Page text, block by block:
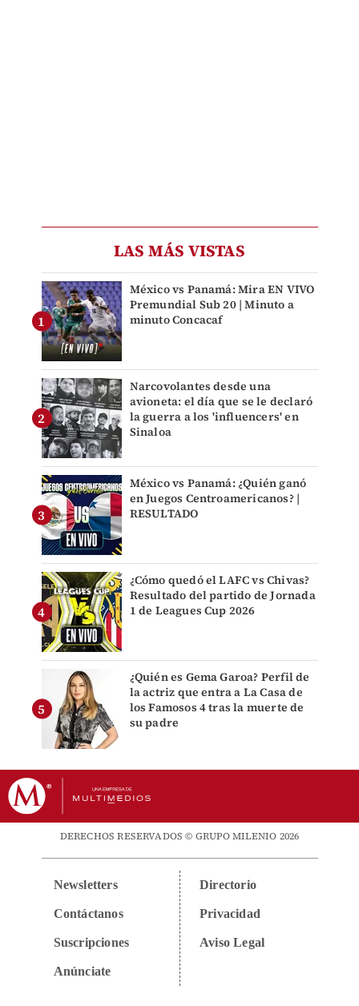
LAS MÁS VISTAS
México vs Panamá: Mira EN VIVO
Premundial Sub 20 | Minuto a
minuto Concacaf
Narcovolantes desde una
avioneta: el día que se le declaró
la guerra a los 'influencers' en
Sinaloa
México vs Panamá: ¿Quién ganó
en Juegos Centroamericanos? |
RESULTADO
¿Cómo quedó el LAFC vs Chivas?
Resultado del partido de Jornada
1 de Leagues Cup 2026
¿Quién es Gema Garoa? Perfil de
la actriz que entra a La Casa de
los Famosos 4 tras la muerte de
su padre
DERECHOS RESERVADOS © GRUPO MILENIO 2026
Newsletters
Contáctanos
Suscripciones
Anúnciate
Directorio
Privacidad
Aviso Legal